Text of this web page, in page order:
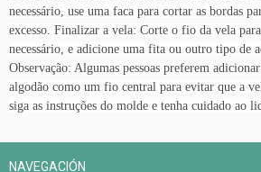
necessário, use uma faca para cortar as bordas
excesso. Finalizar a vela: Corte o fio da vela
necessário, e adicione uma fita ou outro tipo de
Observação: Algumas pessoas preferem
algodão como um fio central para evitar que a
siga as instruções do molde e tenha cuidado ao
NAVEGACIÓN